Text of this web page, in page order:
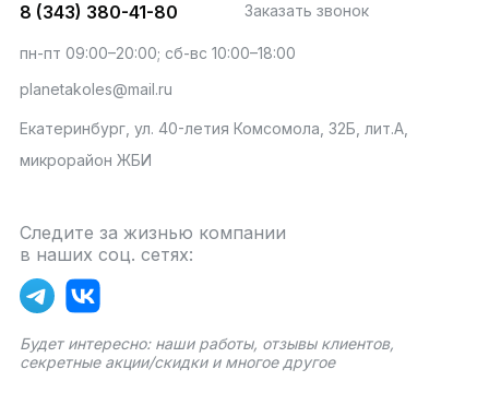
8 (343) 380-41-80 Заказать звонок
пн-пт 09:00–20:00; сб-вс 10:00–18:00
planetakoles@mail.ru
Екатеринбург, ул. 40-летия Комсомола, 32Б, лит.А,
микрорайон ЖБИ
Следите за жизнью компании
в наших соц. сетях:
Будет интересно: наши работы, отзывы клиентов,
секретные акции/скидки и многое другое